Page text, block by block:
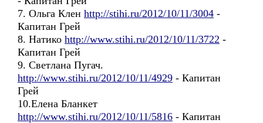
7. Ольга Клен http://stihi.ru/2012/10/11/3004 -
Капитан Грей
8. Натико http://www.stihi.ru/2012/10/11/3722 -
Капитан Грей
9. Светлана Пугач.
http://www.stihi.ru/2012/10/11/4929 - Капитан
Грей
10.Елена Бланкет
http://www.stihi.ru/2012/10/11/5816 - Капитан